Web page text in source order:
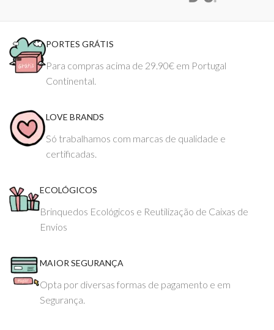
PORTES GRÁTIS
Para compras acima de 29.90€ em Portugal
Continental.
LOVE BRANDS
Só trabalhamos com marcas de qualidade e
certificadas.
ECOLÓGICOS
Brinquedos Ecológicos e Reutilização de Caixas de
Envios
MAIOR SEGURANÇA
Opta por diversas formas de pagamento e em
Segurança.